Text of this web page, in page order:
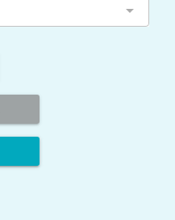
arrow_drop_down